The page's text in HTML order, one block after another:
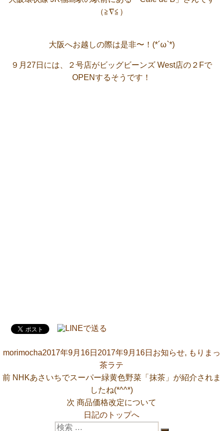
（≧∇≦）
大阪へお越しの際は是非〜！(*´ω`*)
９月27日には、２号店がビッグビーンズ West店の２Fで
OPENするそうです！
投
者
morimocha投
日:
2017年9月16日 2017年9月16日 カ
ゴ
ー
お知らせ, もりまっ
茶ラテ
投
前 前
NHKあさいちでスーパー緑黄色野菜「抹茶」が紹介されま
したね(*^^*)
次 次
商品価格改定について
日記のトップへ
検